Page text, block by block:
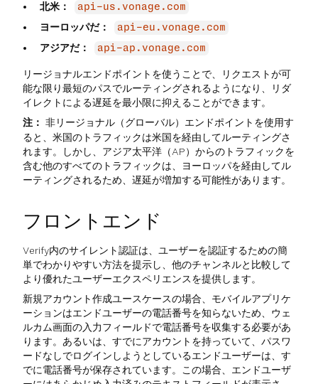
北米：
api-us.vonage.com
ヨーロッパだ： api-eu.vonage.com
アジアだ： api-ap.vonage.com
リージョナルエンドポイントを使うことで、リクエストが可
能な限り最短のパスでルーティングされるようになり、リダ
イレクトによる遅延を最小限に抑えることができます。
注： 非リージョナル（グローバル）エンドポイントを使用す
ると、米国のトラフィックは米国を経由してルーティングさ
れます。しかし、アジア太平洋（AP）からのトラフィックを
含む他のすべてのトラフィックは、ヨーロッパを経由してル
ーティングされるため、遅延が増加する可能性があります。
フロントエンド
Verify内のサイレント認証は、ユーザーを認証するための簡
単でわかりやすい方法を提示し、他のチャンネルと比較して
より優れたユーザーエクスペリエンスを提供します。
新規アカウント作成ユースケースの場合、モバイルアプリケ
ーションはエンドユーザーの電話番号を知らないため、ウェ
ルカム画面の入力フィールドで電話番号を収集する必要があ
ります。あるいは、すでにアカウントを持っていて、パスワ
ードなしでログインしようとしているエンドユーザーは、す
でに電話番号が保存されています。この場合、エンドユーザ